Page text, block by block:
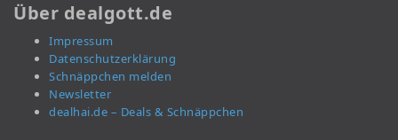
Über dealgott.de
Impressum
Datenschutzerklärung
Schnäppchen melden
Newsletter
dealhai.de – Deals & Schnäppchen